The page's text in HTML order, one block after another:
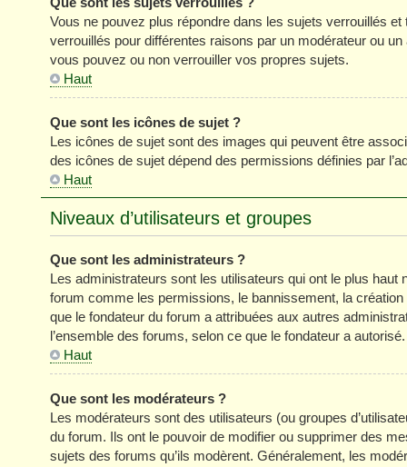
Vous ne pouvez plus répondre dans les sujets verrouillés
verrouillés pour différentes raisons par un modérateur ou
vous pouvez ou non verrouiller vos propres sujets.
Haut
Que sont les icônes de sujet ?
Les icônes de sujet sont des images qui peuvent être
des icônes de sujet dépend des permissions définies par
Haut
Niveaux d’utilisateurs et groupes
Que sont les administrateurs ?
Les administrateurs sont les utilisateurs qui ont le plus
forum comme les permissions, le bannissement, la
que le fondateur du forum a attribuées aux autres
l’ensemble des forums, selon ce que le fondateur a autorisé.
Haut
Que sont les modérateurs ?
Les modérateurs sont des utilisateurs (ou groupes
du forum. Ils ont le pouvoir de modifier ou supprimer des
sujets des forums qu’ils modèrent. Généralement, les